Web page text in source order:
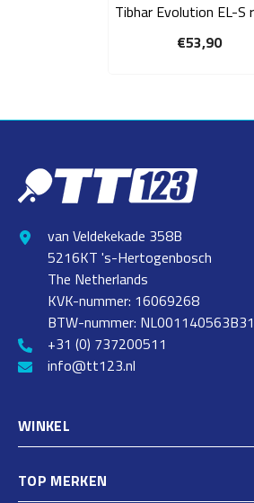
Tibhar Evolution EL-S
€53,90
van Veldekekade 358B
5216KT 's-Hertogenbosch
The Netherlands
KVK-nummer: 16069268
BTW-nummer: NL001140563B31
+31 (0) 737200511
info@tt123.nl
WINKEL
TOP MERKEN